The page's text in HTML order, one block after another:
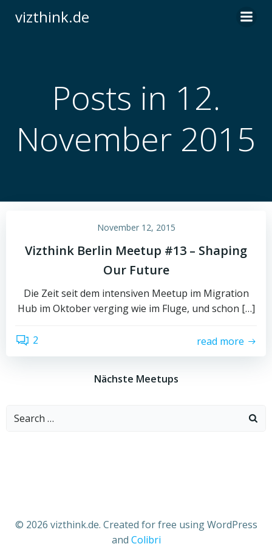
vizthink.de
Posts in 12.
November 2015
November 12, 2015
Vizthink Berlin Meetup #13 – Shaping
Our Future
Die Zeit seit dem intensiven Meetup im Migration
Hub im Oktober verging wie im Fluge, und schon […]
2 read more
Nächste Meetups
Search
© 2026 vizthink.de. Created for free using WordPress
and Colibri